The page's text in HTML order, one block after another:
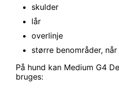
skulder
lår
overlinje
større benområder,
På hund kan Medium G4
bruges: